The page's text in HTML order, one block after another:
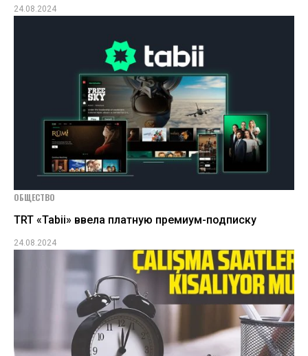
24.08.2024
ОБЩЕСТВО
TRT «Tabii» ввела платную премиум-подписку
24.08.2024